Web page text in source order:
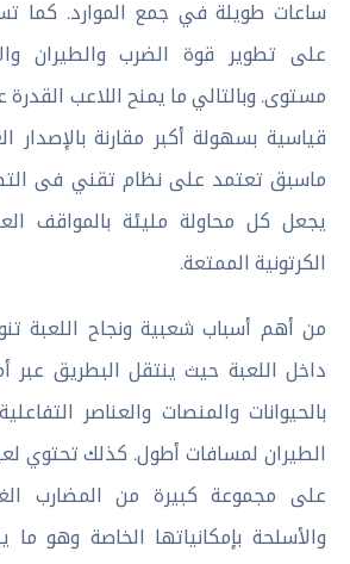
ساعات طويلة في جمع الموارد. كما
على تطوير قوة الضرب والطيران
مستوى. وبالتالي ما يمنح اللاعب
قياسية بسهولة أكبر مقارنة بالإصدار
ماسبق تعتمد على نظام تقني فى
يجعل كل محاولة مليئة بالمواقف
الكرتونية الممتعة.
من أهم أسباب شعبية ونجاح اللعبة
داخل اللعبة حيث ينتقل البطريق عبر
بالحيوانات والمنصات والعناصر
الطيران لمسافات أطول. كذلك تحتوي
على مجموعة كبيرة من المضارب
والأسلحة بإمكانياتها الخاصة وهو